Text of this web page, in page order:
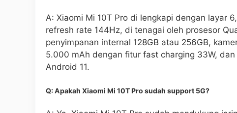
A: Xiaomi Mi 10T Pro di lengkapi dengan layar
refresh rate 144Hz, di tenagai oleh prosesor
penyimpanan internal 128GB atau 256GB,
5.000 mAh dengan fitur fast charging 33W,
Android 11.
Q: Apakah Xiaomi Mi 10T Pro sudah support 5G?